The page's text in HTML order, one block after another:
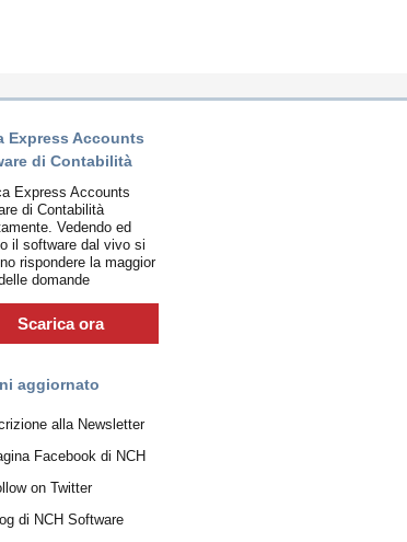
Express Accounts
di Contabilità
Express Accounts
di Contabilità
Vedendo ed
il software dal vivo si
rispondere la maggior
domande
Scarica ora
aggiornato
alla Newsletter
Facebook di NCH
on Twitter
di NCH Software